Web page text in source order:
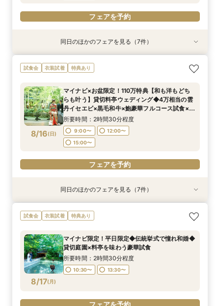
フェアを予約
衣装試着 特典あり 動画あり
8/15(土)
【マイナビ限定】400年の歴史を紡ぐ◆感動の石
舞台挙式体験✕和も洋も叶う貸切料亭W！絶品和
所要時間：2時間30分程度
9:00〜
12:00〜
15:00〜
フェアを予約
衣装試着 特典あり
8/15(土)
《親御様限定フェア》お子様の代わりに会場見学
からご相談まで◎
9:00〜
12:00〜
15:00〜
フェアを予約
衣装試着 特典あり
8/15(土)
マイナビ限定【料理重視の方へ】料亭の味を実体
験◎近江牛×海老含む豪華4万試食
9:00〜
12:00〜
15:00〜
フェアを予約
衣装試着 特典あり
8/15(土)
マイナビ限定【90分でまるごと見学】ドレス×試
食×会場案内◆クイック相談
9:00〜
12:00〜
15:00〜
フェアを予約
衣装試着 特典あり
8/15(土)
マイナビ限定【初見学で6万円ギフト】老舗料亭
を貸切&本物の緑×開放感×料理
9:00〜
12:00〜
15:00〜
フェアを予約
衣装試着 特典あり
8/15(土)
マイナビ限定【6名より可】10名69万円～無料試
食付き少人数婚プラン相談会
9:00〜
12:00〜
15:00〜
フェアを予約
特典あり
8/15(土)
【自宅で安心◎フェア参加】オンライン会場見学
×見積もり相談 #日程・人数未定の相談も歓迎!
10:00〜
13:00〜
16:00〜
フェアを予約
同日のほかのフェアを見る（7件）
試食会 衣装試着 特典あり
8/16(日)
マイナビ×お盆限定！110万特典【和も洋もどち
らも叶う】貸切料亭ウェディング◆4万相当の雲
丹イセエビ×黒毛和牛×鮑豪華フルコース試食×感
動の石舞台挙式体験◆料理・装花・会場費から最
大110万のご優待付
所要時間：2時間30分程度
9:00〜
12:00〜
15:00〜
フェアを予約
衣装試着 特典あり 動画あり
8/16(日)
【マイナビ限定】400年の歴史を紡ぐ◆感動の石
舞台挙式体験✕和も洋も叶う貸切料亭W！絶品和
所要時間：2時間30分程度
15:00〜
衣装試着 特典あり
8/16(日)
《親御様限定フェア》お子様の代わりに会場見学
からご相談まで◎
9:00〜
12:00〜
15:00〜
衣装試着 特典あり
8/16(日)
マイナビ限定【料理重視の方へ】料亭の味を実体
験◎近江牛×海老含む豪華4万試食
9:00〜
12:00〜
15:00〜
衣装試着 特典あり
8/16(日)
マイナビ限定【初見学で6万円ギフト】老舗料亭
を貸切&本物の緑×開放感×料理
9:00〜
12:00〜
15:00〜
衣装試着 特典あり
8/16(日)
マイナビ限定【90分でまるごと見学】ドレス×試
食×会場案内★クイック相談会
9:00〜
12:00〜
15:00〜
特典あり
8/16(日)
【自宅で安心◎フェア参加】オンライン会場見学
×見積もり相談 #日程・人数未定の相談も歓迎!
10:00〜
13:00〜
16:00〜
衣装試着 特典あり
8/16(日)
マイナビ限定【6名より可】10名69万円～無料試
食付き少人数婚プラン相談会
9:00〜
12:00〜
15:00〜
同日のほかのフェアを見る（7件）
試食会 衣装試着 特典あり
8/17(月)
マイナビ限定！平日限定◆伝統挙式で憧れ和婚◆
貸切庭園×料亭を味わう豪華試食
所要時間：2時間30分程度
10:30〜 13:30〜